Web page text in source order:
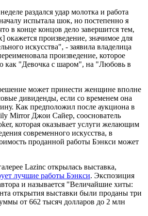
раздался удар молотка и работа
испытала шок, но постепенно я
в конце концов дело завершится тем,
окажется произведение, значимое для
искусства", - заявила владелица
произведение, которое
как "Девочка с шаром", на "Любовь в
может принести женщине вполне
дивиденды, если со временем она
Как предположил после аукциона в
Mirror Джои Сайер, сооснователь
которая оказывает услуги желающим
современного искусства, в
проданной работы Бэнкси может
Lazinc открылась выставка,
лучшие работы Бэнкси. Экспозиция
и называется "Величайшие хиты:
открытия выставки были проданы три
от 662 тысяч долларов до 2 млн